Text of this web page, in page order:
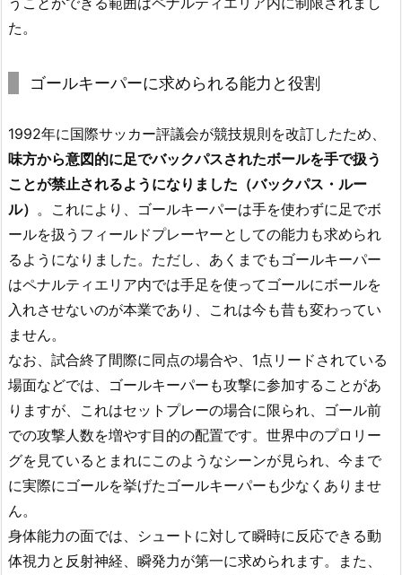
た。
ゴールキーパーに求められる能力と役割
1992年に国際サッカー評議会が競技規則を改訂したため、
味方から意図的に足でバックパスされたボールを手で扱う
ことが禁止されるようになりました（バックパス・ルー
ル） 。これにより、ゴールキーパーは手を使わずに足でボ
ールを扱うフィールドプレーヤーとしての能力も求められ
るようになりました。ただし、あくまでもゴールキーパー
はペナルティエリア内では手足を使ってゴールにボールを
入れさせないのが本業であり、これは今も昔も変わってい
ません。
なお、試合終了間際に同点の場合や、1点リードされている
場面などでは、ゴールキーパーも攻撃に参加することがあ
りますが、これはセットプレーの場合に限られ、ゴール前
での攻撃人数を増やす目的の配置です。世界中のプロリー
グを見ているとまれにこのようなシーンが見られ、今まで
に実際にゴールを挙げたゴールキーパーも少なくありませ
ん。
身体能力の面では、シュートに対して瞬時に反応できる動
体視力と反射神経、瞬発力が第一に求められます。また、